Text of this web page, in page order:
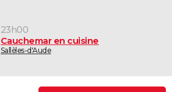
23h00
Cauchemar en cuisine
Sallèles-d'Aude